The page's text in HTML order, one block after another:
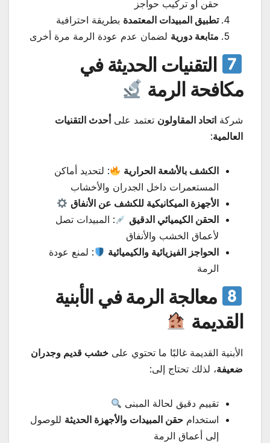
حقن أو تركيب حواجز
تطبيق المبيدات المعتمدة بطريقة احترافية
متابعة دورية لضمان عدم عودة الرمة مرة أخرى
التقنيات الحديثة في
مكافحة الرمة
شركة اتحاد المقاولون تعتمد على أحدث التقنيات
العالمية:
الكشف بالأشعة الحرارية
: لتحديد أماكن
المستعمرات داخل الجدران والأخشاب
الأجهزة الميكانيكية للكشف عن الأنفاق
الحقن الكيميائي الدقيق
: المبيدات تصل
لأعماق الخشب والأنفاق
الحواجز الفيزيائية والكيميائية
: لمنع عودة
الرمة
معالجة الرمة في الأبنية
القديمة
الأبنية القديمة غالبًا ما تحتوي على خشب قديم وجدران
ضعيفة، لذلك تحتاج إلى:
تقييم دقيق لحالة المبنى
استخدام حقن المبيدات والأجهزة الحديثة للوصول
إلى أعماق الرمة